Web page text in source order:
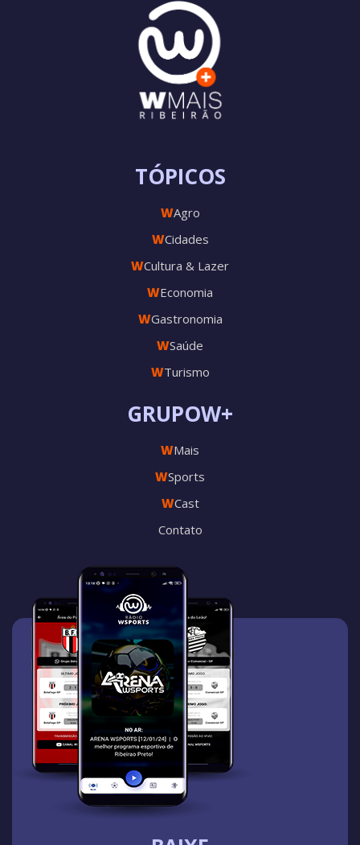
GRUPOW+
WMais
WSports
WCast
Contato
TÓPICOS
WAgro
WCidades
WCultura & Lazer
WEconomia
WGastronomia
WSaúde
WTurismo